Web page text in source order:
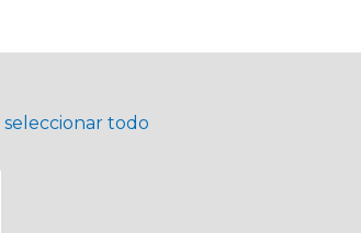
seleccionar todo